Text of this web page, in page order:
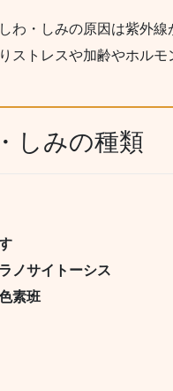
わ・しみの原因は紫外線
ストレスや加齢やホルモ
しみの種類
ノサイトーシス
素班